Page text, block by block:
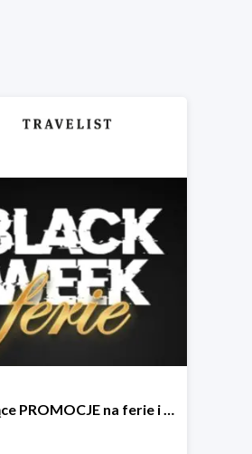
❄️ Gorące PROMOCJE na ferie i nie tylko